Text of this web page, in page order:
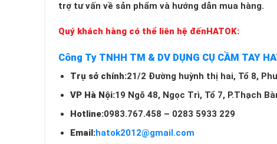
trợ tư vấn về sản phẩm và hướng dẫn mua hàng.
Quý khách hàng có thể liên hệ đếnHATOK:
Công Ty TNHH TM & DV DỤNG CỤ CẦM TAY
Trụ sở chính:21/2 Đường huỳnh thị hai, Tổ 8,
VP Hà Nội:19 Ngõ 48, Ngọc Trì, Tổ 7, P.Thạch
Hotline:0983.767.458 – 0283 5933 229
Email:hatok2012@gmail.com